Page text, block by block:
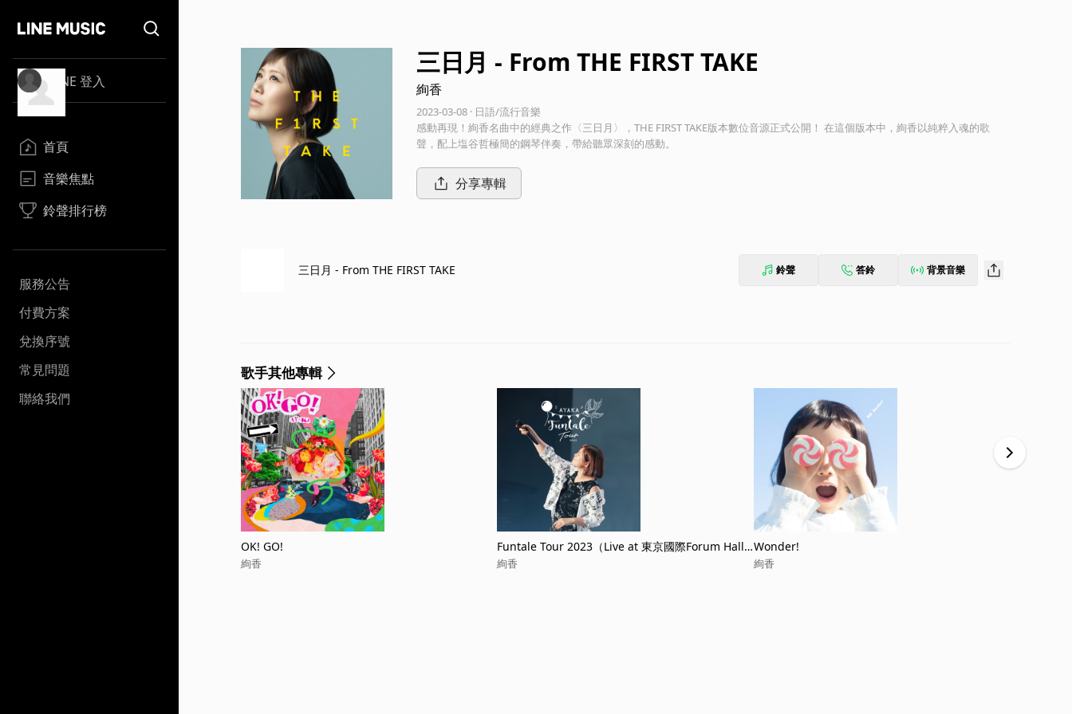
LINE 登入
首頁
音樂焦點
鈴聲排行榜
服務公告
付費方案
兌換序號
常見問題
聯絡我們
三日月 - From THE FIRST TAKE
絢香
2023-03-08 · 日語/流行音樂
感動再現！絢香名曲中的經典之作〈三日月〉，THE FIRST TAKE版本數位音源正式公開！ 在這個版本中，絢香以純粹入魂的歌
聲，配上塩谷哲極簡的鋼琴伴奏，帶給聽眾深刻的感動。
分享專輯
三日月 - From THE FIRST TAKE 鈴聲 答鈴 背景音樂
歌手其他專輯
OK! GO!
絢香
Funtale Tour 2023（Live at 東京國際Forum Hall
A 2023.9.16）
絢香
Wonder!
絢香